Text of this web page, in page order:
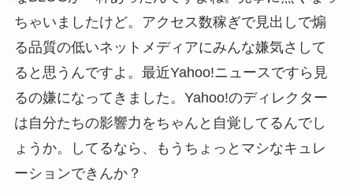
ちゃいましたけど。アクセス数稼ぎで見出しで煽
る品質の低いネットメディアにみんな嫌気さして
ると思うんですよ。最近Yahoo!ニュースですら見
るの嫌になってきました。Yahoo!のディレクター
は自分たちの影響力をちゃんと自覚してるんでし
ょうか。してるなら、もうちょっとマシなキュレ
ーションできんか？